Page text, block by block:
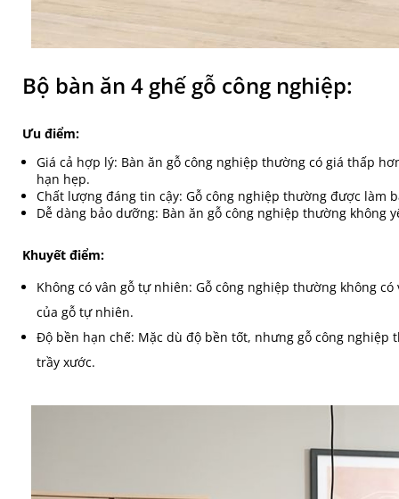
Bộ bàn ăn 4 ghế gỗ công nghiệp:
Ưu điểm:
Giá cả hợp lý: Bàn ăn gỗ công nghiệp thường có giá thấp
hạn hẹp.
Chất lượng đáng tin cậy: Gỗ công nghiệp thường được làm
Dễ dàng bảo dưỡng: Bàn ăn gỗ công nghiệp thường không
Khuyết điểm:
Không có vân gỗ tự nhiên: Gỗ công nghiệp thường không
của gỗ tự nhiên.
Độ bền hạn chế: Mặc dù độ bền tốt, nhưng gỗ công
trầy xước.